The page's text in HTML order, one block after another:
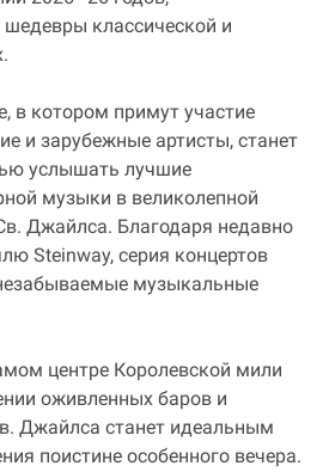
классической и
в котором примут участие
и зарубежные артисты, станет
услышать лучшие
музыки в великолепной
Джайлса. Благодаря недавно
Steinway, серия концертов
музыкальные
центре Королевской мили
оживленных баров и
Джайлса станет идеальным
поистине особенного вечера.